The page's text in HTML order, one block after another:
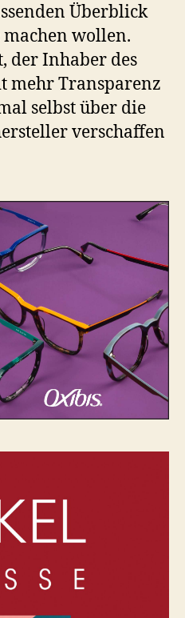
Überblick
wollen.
der Inhaber des
mehr Transparenz
selbst über die
verschaffen